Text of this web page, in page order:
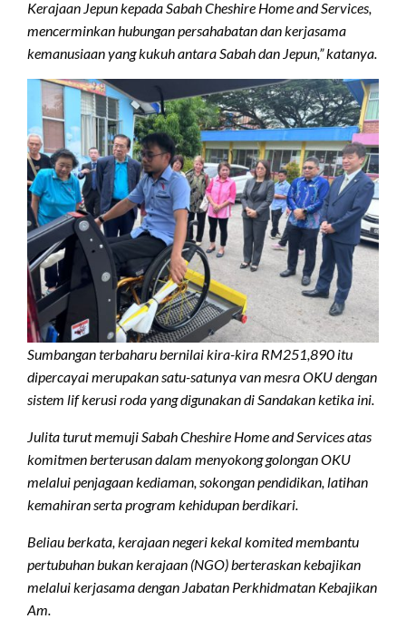
Kerajaan Jepun kepada Sabah Cheshire Home and Services,
mencerminkan hubungan persahabatan dan kerjasama
kemanusiaan yang kukuh antara Sabah dan Jepun,” katanya.
Sumbangan terbaharu bernilai kira-kira RM251,890 itu
dipercayai merupakan satu-satunya van mesra OKU dengan
sistem lif kerusi roda yang digunakan di Sandakan ketika ini.
Julita turut memuji Sabah Cheshire Home and Services atas
komitmen berterusan dalam menyokong golongan OKU
melalui penjagaan kediaman, sokongan pendidikan, latihan
kemahiran serta program kehidupan berdikari.
Beliau berkata, kerajaan negeri kekal komited membantu
pertubuhan bukan kerajaan (NGO) berteraskan kebajikan
melalui kerjasama dengan Jabatan Perkhidmatan Kebajikan
Am.